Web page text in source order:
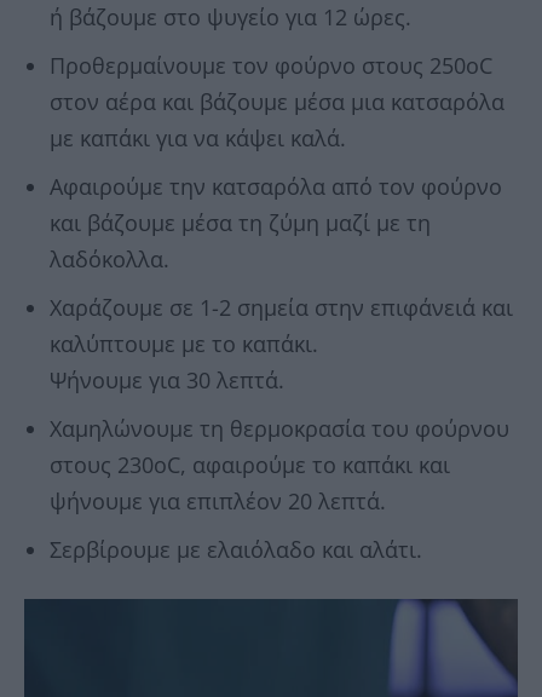
ή βάζουμε στο ψυγείο για 12 ώρες.
Προθερμαίνουμε τον φούρνο στους 250οC
στον αέρα και βάζουμε μέσα μια κατσαρόλα
με καπάκι για να κάψει καλά.
Αφαιρούμε την κατσαρόλα από τον φούρνο
και βάζουμε μέσα τη ζύμη μαζί με τη
λαδόκολλα.
Χαράζουμε σε 1-2 σημεία στην επιφάνειά και
καλύπτουμε με το καπάκι.
Ψήνουμε για 30 λεπτά.
Χαμηλώνουμε τη θερμοκρασία του φούρνου
στους 230οC, αφαιρούμε το καπάκι και
ψήνουμε για επιπλέον 20 λεπτά.
Σερβίρουμε με ελαιόλαδο και αλάτι.